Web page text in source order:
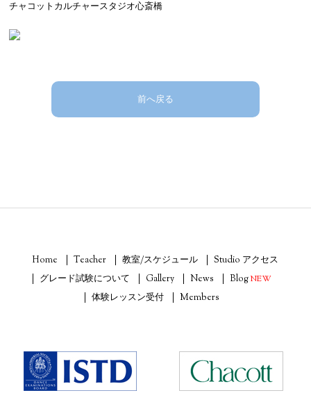
チャコットカルチャースタジオ心斎橋
前へ戻る
Home Teacher 教室/スケジュール
Studio アクセス
グレード試験について
Gallery News BlogNEW
体験レッスン受付
Members